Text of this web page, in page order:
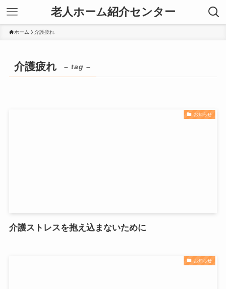
老人ホーム紹介センター
ホーム 介護疲れ
介護疲れ – tag –
お知らせ
介護ストレスを抱え込まないために
お知らせ